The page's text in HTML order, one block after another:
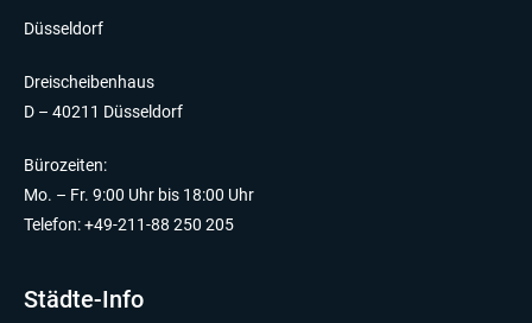
Düsseldorf
Dreischeibenhaus
D – 40211 Düsseldorf
Bürozeiten:
Mo. – Fr. 9:00 Uhr bis 18:00 Uhr
Telefon: +49-211-88 250 205
Städte-Info